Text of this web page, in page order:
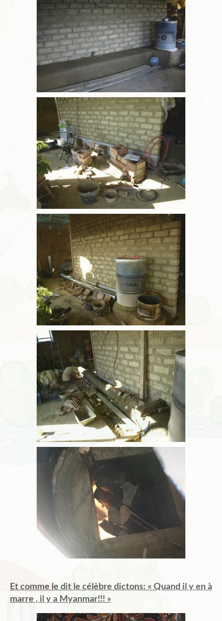
Et comme le dit le célèbre dictons: « Quand il y en à
marre , il y a Myanmar!!! »